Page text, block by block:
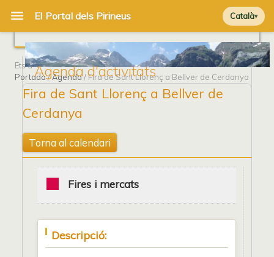
Català
Agenda d'activitats
Ets a
Portada/Agenda/ Fira de Sant Llorenç a Bellver de Cerdanya
Fira de Sant Llorenç a Bellver de
Cerdanya
Torna al calendari
Fires i mercats
Descripció: